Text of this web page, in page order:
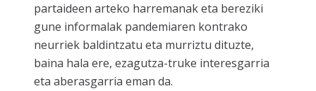
partaideen arteko harremanak eta bereziki
gune informalak pandemiaren kontrako
neurriek baldintzatu eta murriztu dituzte,
baina hala ere, ezagutza-truke interesgarria
eta aberasgarria eman da.